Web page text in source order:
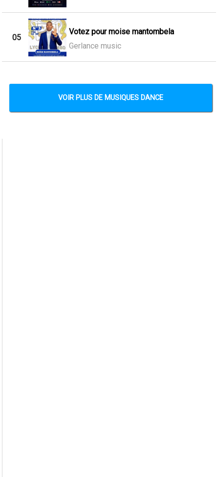
05
Votez pour moise mantombela
Gerlance music
VOIR PLUS DE MUSIQUES DANCE